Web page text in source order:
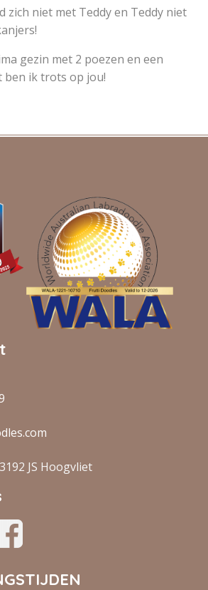
zich niet met Teddy en Teddy niet
gezin met 2 poezen en een
ben ik trots op jou!
JS Hoogvliet